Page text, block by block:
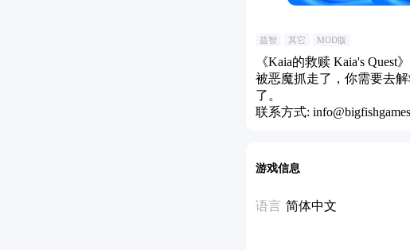
益智 其它 MOD版
《Kaia的救赎 Kaia's
被恶魔抓走了，你需要去
了。
联系方式:
游戏信息
语言 简体中文